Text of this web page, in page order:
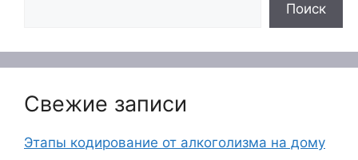
Поиск
Свежие записи
Этапы кодирование от алкоголизма на дому